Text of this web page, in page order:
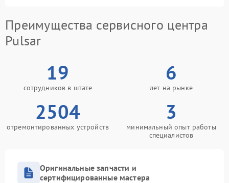
Преимущества сервисного центра
Pulsar
19
сотрудников в штате
6
лет на рынке
2504
отремонтированных устройств
3
минимальный опыт работы
специалистов
Оригинальные запчасти и
сертифицированные мастера